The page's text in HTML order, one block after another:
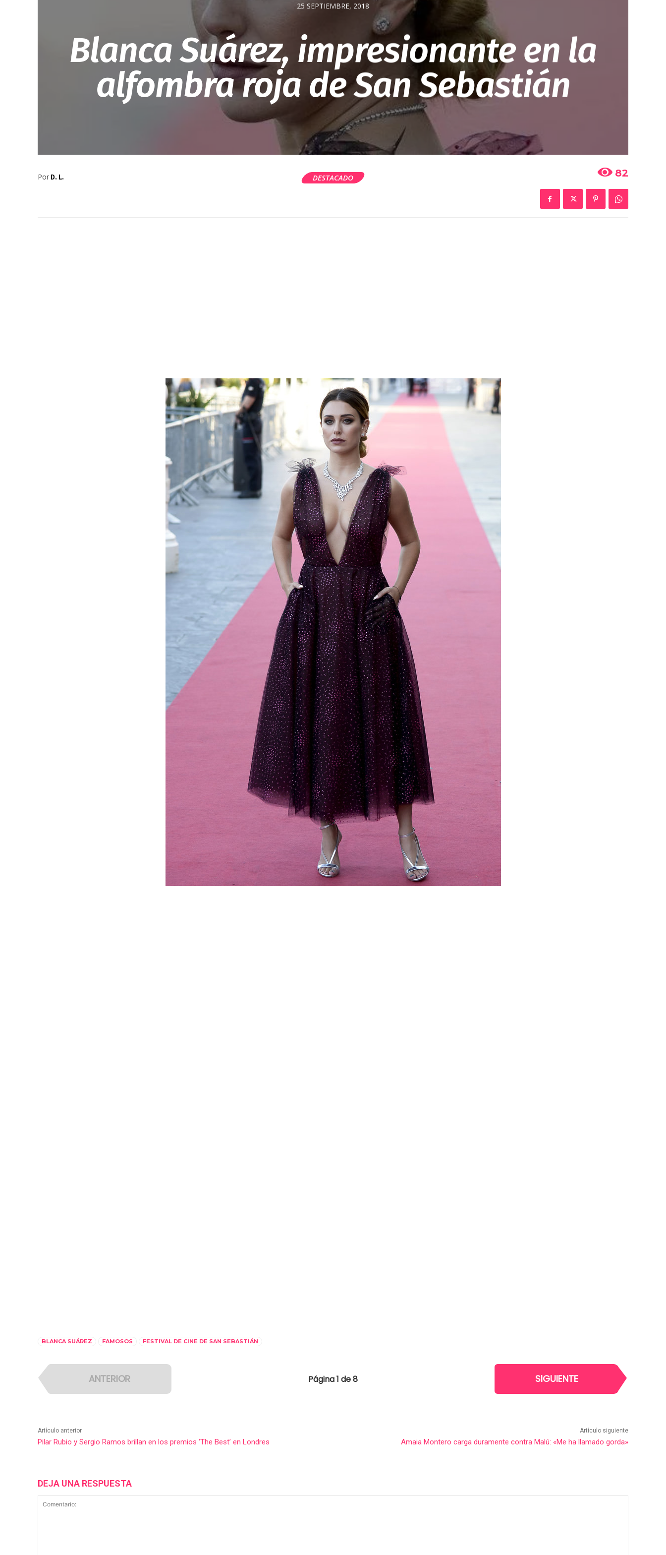
25 SEPTIEMBRE, 2018
Blanca Suárez, impresionante en la
alfombra roja de San Sebastián
Por D. L. DESTACADO 82
BLANCA SUÁREZ FAMOSOS FESTIVAL DE CINE DE SAN SEBASTIÁN
ANTERIOR Página 1 de 8 SIGUIENTE
Artículo anterior
Pilar Rubio y Sergio Ramos brillan en los premios ‘The Best’ en Londres
Artículo siguiente
Amaia Montero carga duramente contra Malú: «Me ha llamado gorda»
DEJA UNA RESPUESTA